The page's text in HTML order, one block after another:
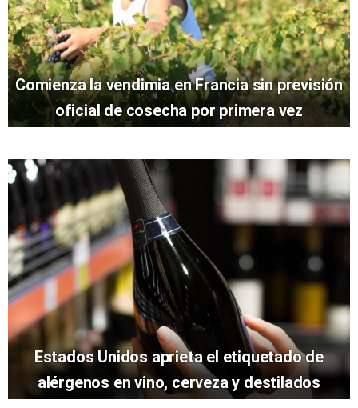
Comienza la vendimia en Francia sin previsión
oficial de cosecha por primera vez
Estados Unidos aprieta el etiquetado de
alérgenos en vino, cerveza y destilados